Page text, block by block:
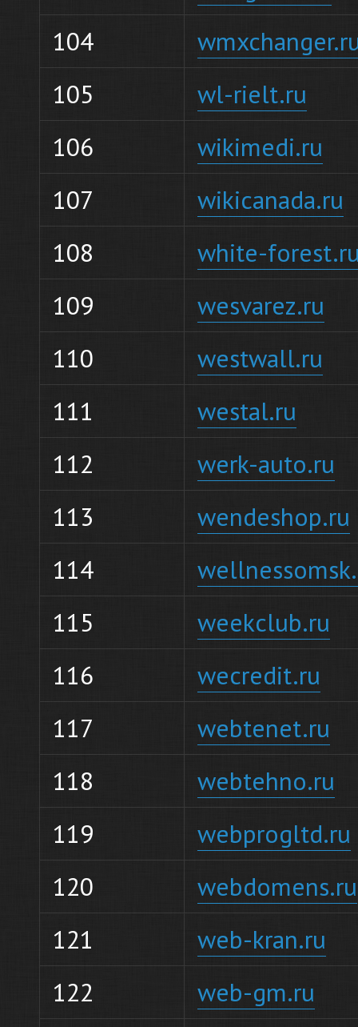
104
105
wl-rielt.ru
106
wikimedi.ru
107
wikicanada.ru
108
white-
109
wesvarez.ru
110
westwall.ru
111
westal.ru
112
werk-auto.ru
113
wendeshop.ru
114
115
weekclub.ru
116
wecredit.ru
117
webtenet.ru
118
webtehno.ru
119
webprogltd.ru
120
webdomens.ru
121
web-kran.ru
122
web-gm.ru